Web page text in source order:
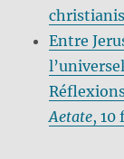
Entre
Aetate, 10